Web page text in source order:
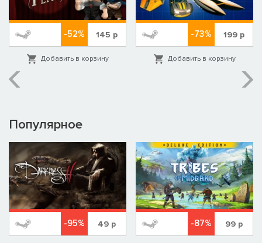
-52% 145 р
Добавить в корзину
-73% 199р
Добавить в корзину
Популярное
-95% 49 р -87% 99р